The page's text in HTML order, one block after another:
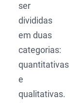
ser
divididas
em duas
categorias:
quantitativas
e
qualitativas.